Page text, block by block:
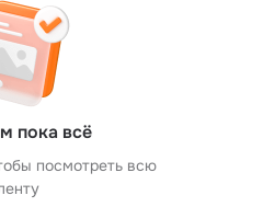
пока всё
посмотреть всю